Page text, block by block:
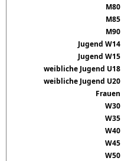
M80
M85
M90
Jugend W14
Jugend W15
weibliche Jugend U18
weibliche Jugend U20
Frauen
W30
W35
W40
W45
W50